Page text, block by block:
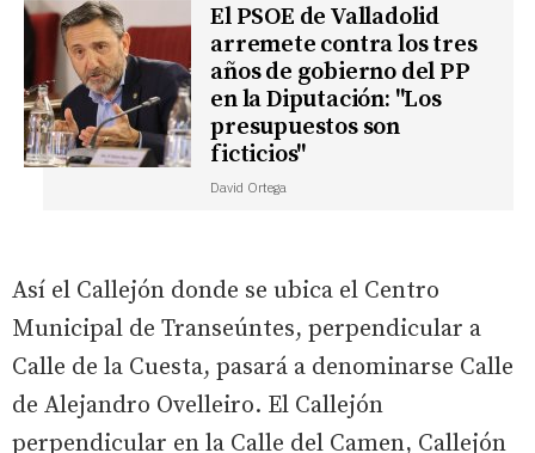
El PSOE de Valladolid
arremete contra los tres
años de gobierno del PP
en la Diputación: "Los
presupuestos son
ficticios"
David Ortega
Así el Callejón donde se ubica el Centro
Municipal de Transeúntes, perpendicular a
Calle de la Cuesta, pasará a denominarse Calle
de Alejandro Ovelleiro. El Callejón
perpendicular en la Calle del Camen, Callejón